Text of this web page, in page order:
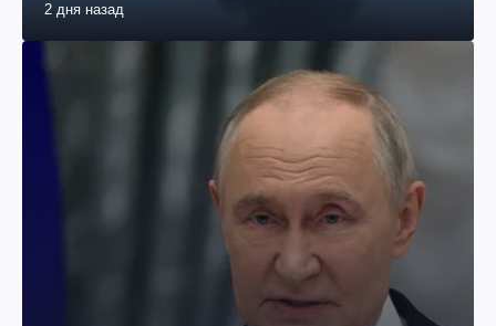
2 дня назад